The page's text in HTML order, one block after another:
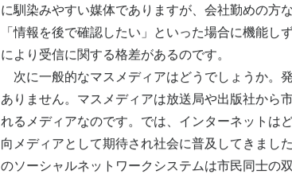
に馴染みやすい媒体でありますが、会社勤めの方
「情報を後で確認したい」といった場合に機能し
により受信に関する格差があるのです。
次に一般的なマスメディアはどうでしょうか。
ありません。マスメディアは放送局や出版社から
れるメディアなのです。では、インターネットは
向メディアとして期待され社会に普及してきまし
のソーシャルネットワークシステムは市民同士の